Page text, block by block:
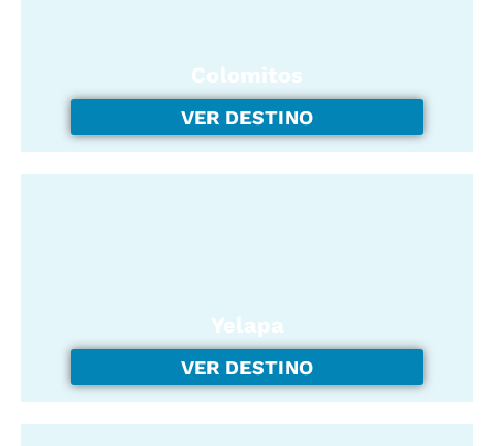
Colomitos
VER DESTINO
Yelapa
VER DESTINO